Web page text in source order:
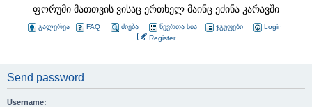
ფორუმი მათთვის ვისაც ერთხელ მაინც ეძინა კარავში
გალერეა FAQ ძიება წევრთა სია ჯგუფები
Login
Register
Send password
Username: